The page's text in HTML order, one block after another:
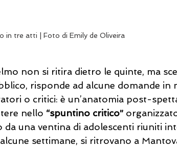
in tre atti | Foto di Emily de Oliveira
non si ritira dietro le quinte, ma
risponde ad alcune domande in
o critici: è un’anatomia post-
nello “spuntino critico”
da una ventina di adolescenti riuniti
settimane, si ritrovano a